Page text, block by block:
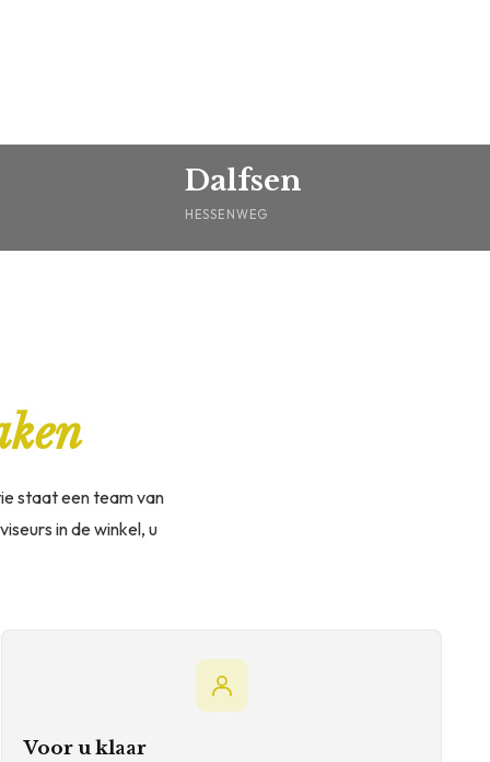
Dalfsen
HESSENWEG
staat een team van
in de winkel, u
Voor u klaar